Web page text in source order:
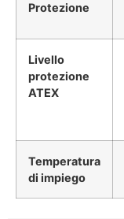
Protezione
Livello
protezione
ATEX
Temperatura
di impiego